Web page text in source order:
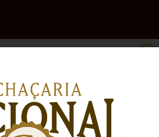
Outras
Bebidas
Marcas